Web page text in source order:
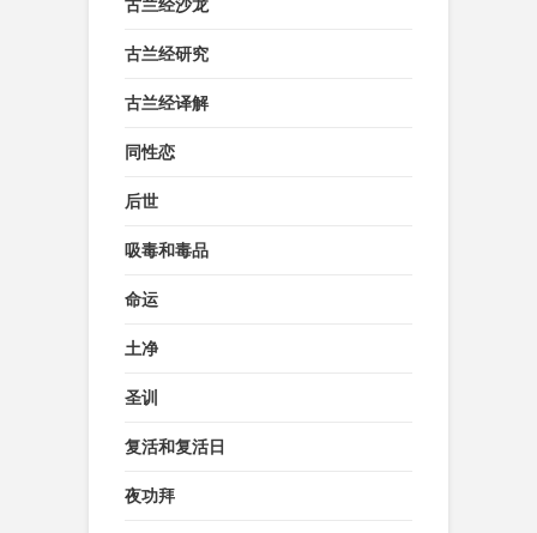
古兰经沙龙
古兰经研究
古兰经译解
同性恋
后世
吸毒和毒品
命运
土净
圣训
复活和复活日
夜功拜